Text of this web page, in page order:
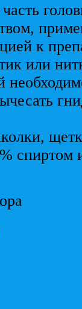
к
или
спиртом